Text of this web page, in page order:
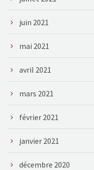
juin 2021
mai 2021
avril 2021
mars 2021
février 2021
janvier 2021
décembre 2020